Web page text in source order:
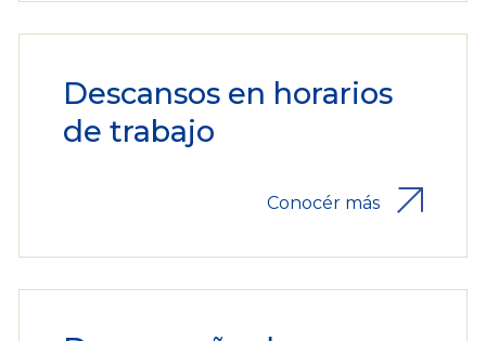
Descansos en horarios
de trabajo
Conocér más